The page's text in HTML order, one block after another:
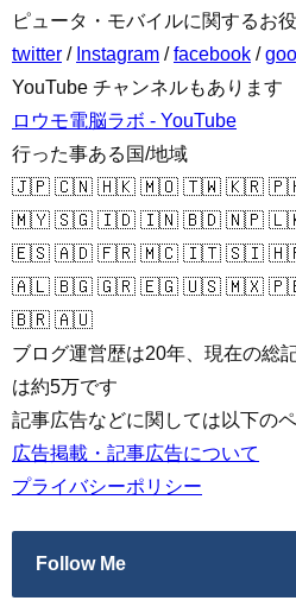
ピュータ・モバイルに関するお
twitter / Instagram /facebook /
YouTube チャンネルもあります
ロウモ電脳ラボ - YouTube
行った事ある国/地域
🇯🇵 🇨🇳 🇭🇰 🇲🇴 🇹🇼 🇰🇷
🇲🇾 🇸🇬 🇮🇩 🇮🇳 🇧🇩 🇳🇵
🇪🇸 🇦🇩 🇫🇷 🇲🇨 🇮🇹 🇸🇮
🇦🇱 🇧🇬 🇬🇷 🇪🇬 🇺🇸 🇲🇽
🇧🇷 🇦🇺
ブログ運営歴は20年、現在の総
は約5万です
記事広告などに関しては以下の
広告掲載・記事広告について
プライバシーポリシー
Follow Me